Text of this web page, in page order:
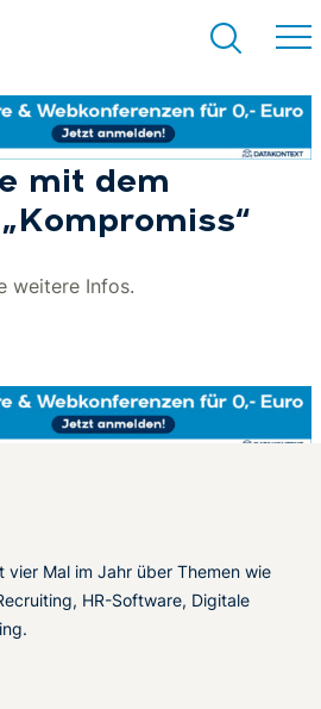
Suchen
mit dem
weitere Infos.
vier Mal im Jahr über Themen wie
HR-Software, Digitale